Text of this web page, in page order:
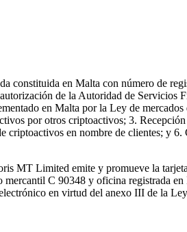
constituida en Malta con número de
de la Autoridad de Servicios
en Malta por la Ley de
por otros criptoactivos; 3.
criptoactivos en nombre de clientes; y
MT Limited emite y promueve la
mercantil C 90348 y oficina
en virtud del anexo III de la